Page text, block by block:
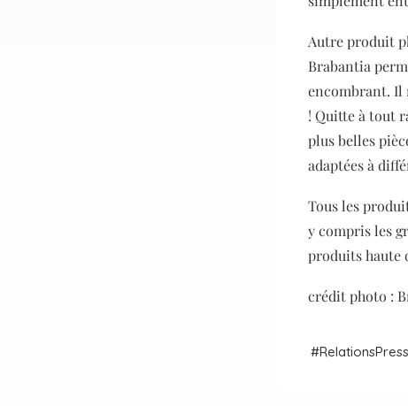
Autre produit
Brabantia
encombrant. Il
! Quitte à tout
plus belles
adaptées à
Tous les
y compris les
produits haute
crédit photo :
Relations